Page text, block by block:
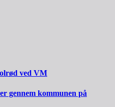
ved VM
gennem kommunen på